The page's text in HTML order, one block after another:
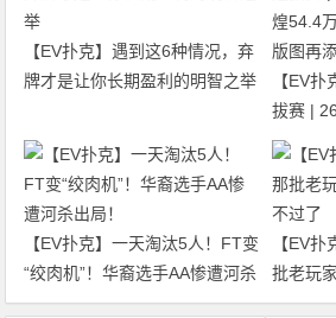
【EV扑克】遇到这6种情况，弃
牌才是让你长期盈利的明智之举
【EV
拔赛 |
54.4万
【EV扑克】一天淘汰5人！FT变
“绞肉机”！华裔选手AA惨遭河杀
出局！
【EV
批老玩
过了